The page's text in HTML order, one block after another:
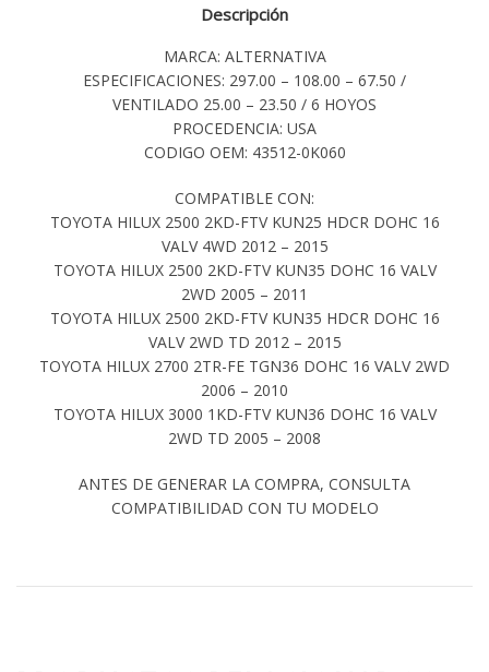
Descripción
MARCA: ALTERNATIVA
ESPECIFICACIONES: 297.00 – 108.00 – 67.50 /
VENTILADO 25.00 – 23.50 / 6 HOYOS
PROCEDENCIA: USA
CODIGO OEM: 43512-0K060
COMPATIBLE CON:
TOYOTA HILUX 2500 2KD-FTV KUN25 HDCR DOHC 16
VALV 4WD 2012 – 2015
TOYOTA HILUX 2500 2KD-FTV KUN35 DOHC 16 VALV
2WD 2005 – 2011
TOYOTA HILUX 2500 2KD-FTV KUN35 HDCR DOHC 16
VALV 2WD TD 2012 – 2015
TOYOTA HILUX 2700 2TR-FE TGN36 DOHC 16 VALV 2WD
2006 – 2010
TOYOTA HILUX 3000 1KD-FTV KUN36 DOHC 16 VALV
2WD TD 2005 – 2008
ANTES DE GENERAR LA COMPRA, CONSULTA
COMPATIBILIDAD CON TU MODELO